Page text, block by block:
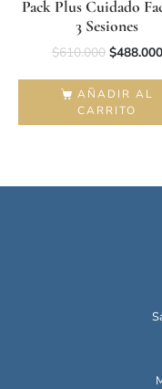
Pack Plus Cuidado
3 Sesiones
$610.000 $488.000
AÑADIR AL
CARRITO